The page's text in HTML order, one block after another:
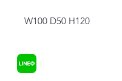
W100 D50 H120